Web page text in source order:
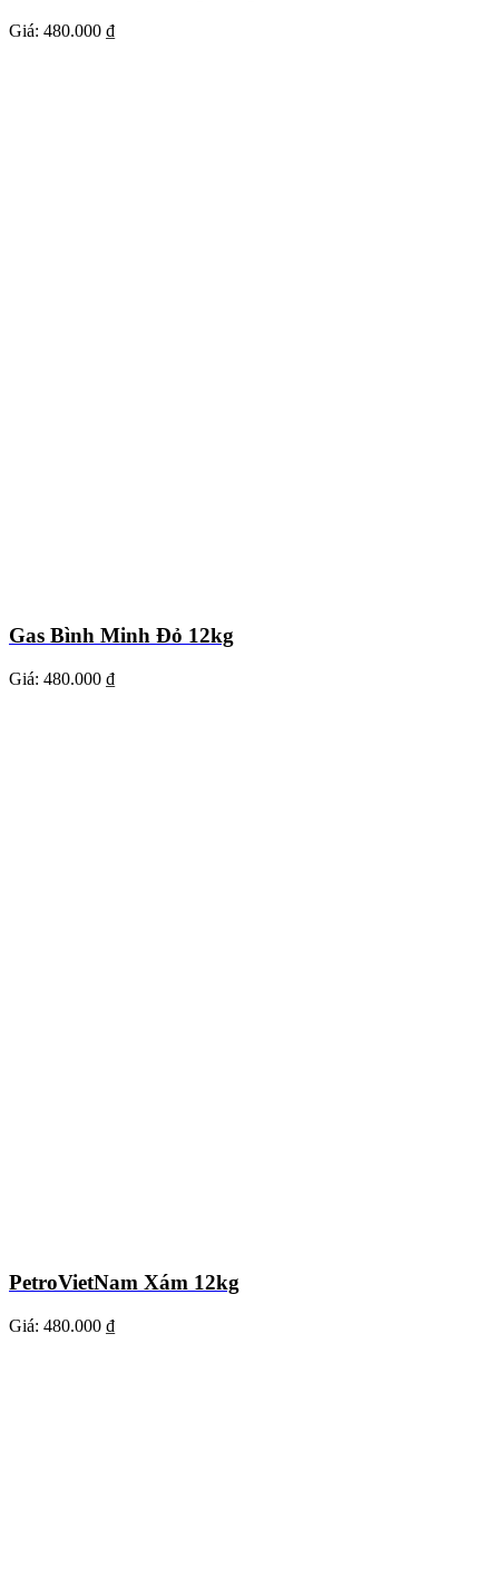
Giá: 480.000 ₫
Gas Bình Minh Đỏ 12kg
Giá: 480.000 ₫
PetroVietNam Xám 12kg
Giá: 480.000 ₫